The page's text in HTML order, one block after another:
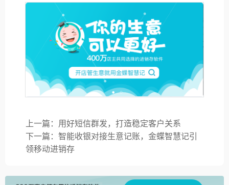
上一篇：用好短信群发，打造稳定客户关系
下一篇：智能收银对接生意记账，金蝶智慧记引
领移动进销存